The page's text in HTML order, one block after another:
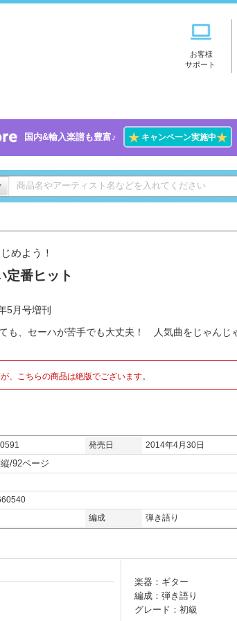
お客様
サポート
国内&輸入楽譜も豊富♪ ★キャンペーン実施中★
めよう！
定番ヒット
5月号増刊
も、セーハが苦手でも大丈夫！ 人気曲をじゃんじ
、こちらの商品は絶版でございます。
発売日
2014年4月30日
/92ページ
編成 弾き語り
楽器：ギター
編成：弾き語り
グレード：初級